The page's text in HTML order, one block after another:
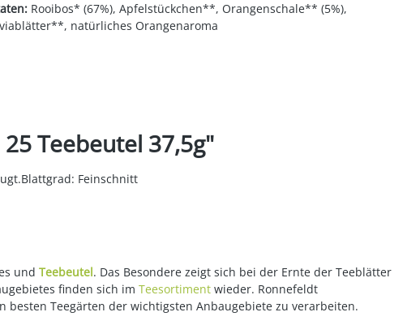
Rooibos* (67%), Apfelstückchen**, Orangenschale** (5%),
natürliches Orangenaroma
Teebeutel 37,5g"
Feinschnitt
und Teebeutel. Das Besondere zeigt sich bei der Ernte der Teeblätter
finden sich im Teesortiment wieder. Ronnefeldt
Teegärten der wichtigsten Anbaugebiete zu verarbeiten.